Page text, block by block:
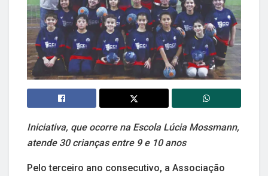
Iniciativa, que ocorre na Escola Lúcia Mossmann,
atende 30 crianças entre 9 e 10 anos
Pelo terceiro ano consecutivo, a Associação